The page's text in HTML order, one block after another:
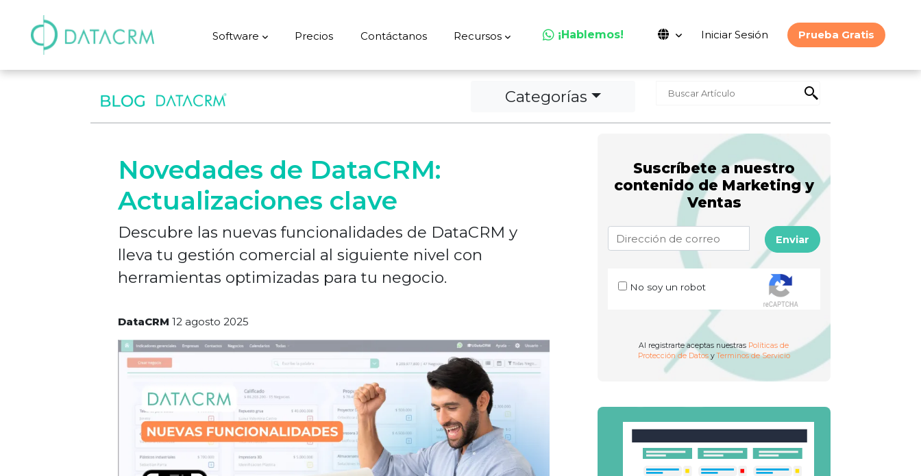
Software Precios Contáctanos Recursos ¡Hablemos! Iniciar Sesión Prueba Gratis
Categorías
Novedades de DataCRM:
Actualizaciones clave
Descubre las nuevas funcionalidades de DataCRM y
lleva tu gestión comercial al siguiente nivel con
herramientas optimizadas para tu negocio.
DataCRM 12 agosto 2025
Suscríbete a nuestro
contenido de Marketing y
Ventas
Enviar
No soy un robot
Al registrarte aceptas nuestras Políticas de
Protección de Datos yTerminos de Servicio